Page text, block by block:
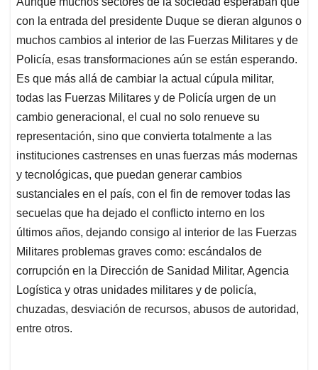
s
A
p
p
b
o
o
k
e
d
I
n
l
a
d
s
con la entrada del presidente Duque se dieran algunos o
muchos cambios al interior de las Fuerzas Militares y de
Policía, esas transformaciones aún se están esperando.
Es que más allá de cambiar la actual cúpula militar,
todas las Fuerzas Militares y de Policía urgen de un
cambio generacional, el cual no solo renueve su
representación, sino que convierta totalmente a las
instituciones castrenses en unas fuerzas más modernas
y tecnológicas, que puedan generar cambios
sustanciales en el país, con el fin de remover todas las
secuelas que ha dejado el conflicto interno en los
últimos años, dejando consigo al interior de las Fuerzas
Militares problemas graves como: escándalos de
corrupción en la Dirección de Sanidad Militar, Agencia
Logística y otras unidades militares y de policía,
chuzadas, desviación de recursos, abusos de autoridad,
entre otros.